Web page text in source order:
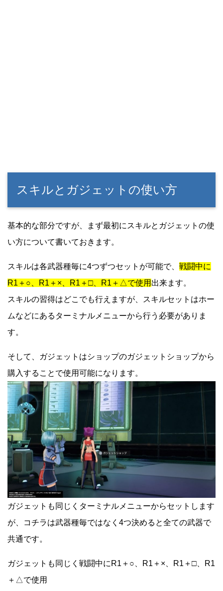
スキルとガジェットの使い方
基本的な部分ですが、まず最初にスキルとガジェットの使
い方について書いておきます。
スキルは各武器種毎に4つずつセットが可能で、 戦闘中に
R1＋○、R1＋×、R1＋□、R1＋△で使用 出来ます。
スキルの習得はどこでも行えますが、スキルセットはホー
ムなどにあるターミナルメニューから行う必要がありま
す。
そして、ガジェットはショップのガジェットショップから
購入することで使用可能になります。
ガジェットも同じくターミナルメニューからセットします
が、コチラは武器種毎ではなく4つ決めると全ての武器で
共通です。
ガジェットも同じく戦闘中にR1＋○、R1＋×、R1＋□、R1
＋△で使用